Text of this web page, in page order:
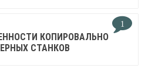
1
КОПИРОВАЛЬНО
СТАНКОВ